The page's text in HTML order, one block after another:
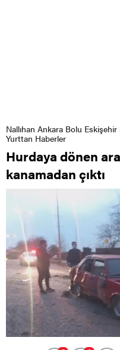
Nallıhan Ankara Bolu
Yurttan Haberler
Hurdaya dönen
kanamadan çıktı